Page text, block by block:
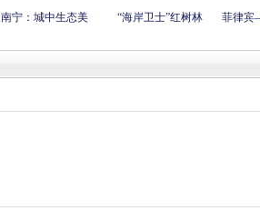
南宁：城中生态美 “海岸卫士”红树林 菲律宾